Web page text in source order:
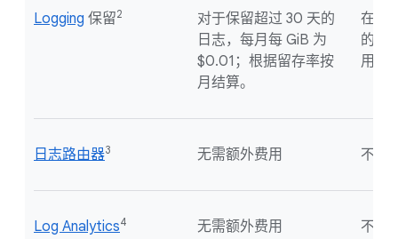
Logging 保留2
对于保留超过 30 天的
日志，每月每 GiB 为
$0.01；根据留存率按
月结算。
在
的日
用。
日志路由器3 无需额外费用 不适
Log Analytics4 无需额外费用 不适